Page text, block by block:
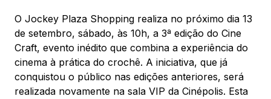
Mapa Virtual
O Jockey Plaza Shopping realiza no próximo dia 13
de setembro, sábado, às 10h, a 3ª edição do Cine
Craft, evento inédito que combina a experiência do
cinema à prática do crochê. A iniciativa, que já
conquistou o público nas edições anteriores, será
realizada novamente na sala VIP da Cinépolis. Esta